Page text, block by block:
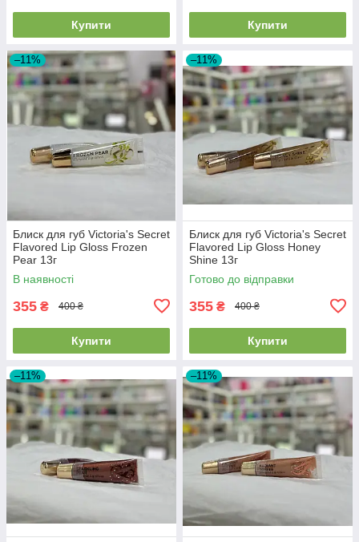
Купити Купити
–11%
Блиск для губ Victoria's Secret
Flavored Lip Gloss Frozen
Pear 13г
В наявності
355 ₴ 400 ₴
Купити
–11%
Блиск для губ Victoria's Secret
Flavored Lip Gloss Honey
Shine 13г
Готово до відправки
355 ₴ 400 ₴
Купити
–11% –11%